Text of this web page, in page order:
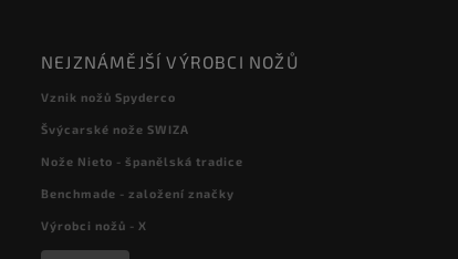
NEJZNÁMĚJŠÍ VÝROBCI NOŽŮ
Vznik nožů Spyderco
Švýcarské nože SWIZA
Nože Nieto - španělská tradice
Benchmade - založení značky
Výrobci nožů - X